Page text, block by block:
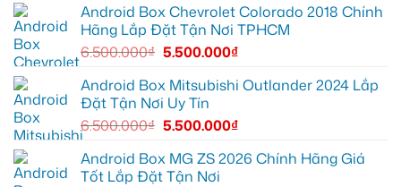
ghi
mọi
cung
đường
tại
Quận
xem
Youtube
Android
box
Geely
EX2
tại
Quận
Gò
Vấp
xem
YouTube
dẫn
đường
Android Box Chevrolet Colorado 2018 Chính
Hãng Lắp Đặt Tận Nơi TPHCM
6.500.000₫ 5.500.000₫
Android Box Mitsubishi Outlander 2024 Lắp
Đặt Tận Nơi Uy Tín
6.500.000₫ 5.500.000₫
Android Box MG ZS 2026 Chính Hãng Giá
Tốt Lắp Đặt Tận Nơi